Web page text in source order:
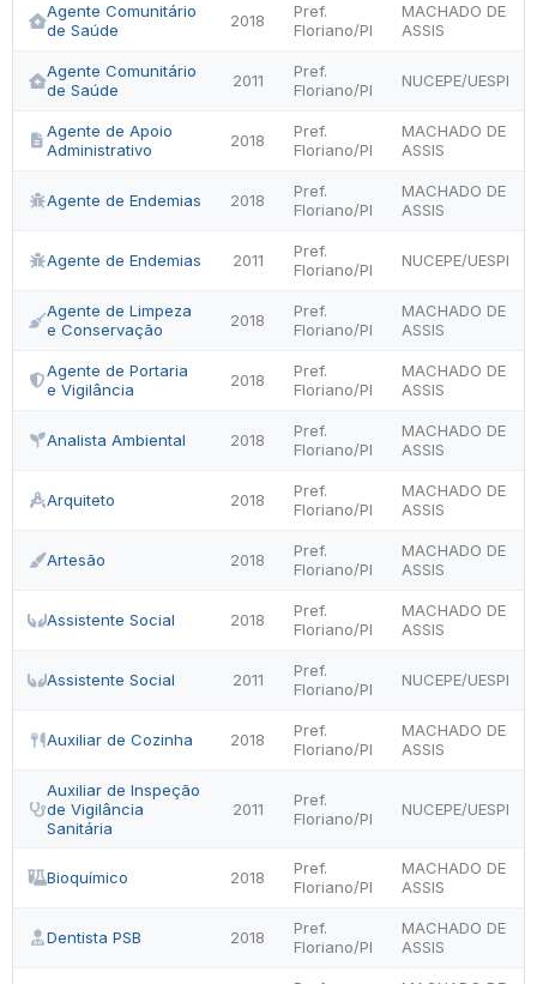
Agente Comunitário
de Saúde
2018
Pref.
Floriano/PI
MACHADO DE
ASSIS
Agente Comunitário
de Saúde
2011
Pref.
Floriano/PI
NUCEPE/UESPI
Agente de Apoio
Administrativo
2018
Pref.
Floriano/PI
MACHADO DE
ASSIS
Agente de Endemias 2018
Pref.
Floriano/PI
MACHADO DE
ASSIS
Agente de Endemias 2011
Pref.
Floriano/PI
NUCEPE/UESPI
Agente de Limpeza
e Conservação
2018
Pref.
Floriano/PI
MACHADO DE
ASSIS
Agente de Portaria
e Vigilância
2018
Pref.
Floriano/PI
MACHADO DE
ASSIS
Analista Ambiental 2018
Pref.
Floriano/PI
MACHADO DE
ASSIS
Arquiteto 2018
Pref.
Floriano/PI
MACHADO DE
ASSIS
Artesão 2018
Pref.
Floriano/PI
MACHADO DE
ASSIS
Assistente Social 2018
Pref.
Floriano/PI
MACHADO DE
ASSIS
Assistente Social 2011
Pref.
Floriano/PI
NUCEPE/UESPI
Auxiliar de Cozinha 2018
Pref.
Floriano/PI
MACHADO DE
ASSIS
Auxiliar de Inspeção
de Vigilância
Sanitária
2011
Pref.
Floriano/PI
NUCEPE/UESPI
Bioquímico 2018
Pref.
Floriano/PI
MACHADO DE
ASSIS
Dentista PSB 2018
Pref.
Floriano/PI
MACHADO DE
ASSIS